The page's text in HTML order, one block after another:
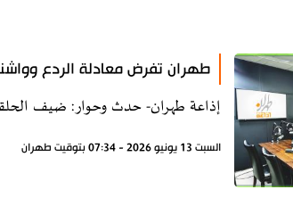
طهران تفرض معادلة الردع
إذاعة طهران- حدث وحوار: ضيف
السبت 13 يونيو 2026 - 07:34 بتوقيت طهران